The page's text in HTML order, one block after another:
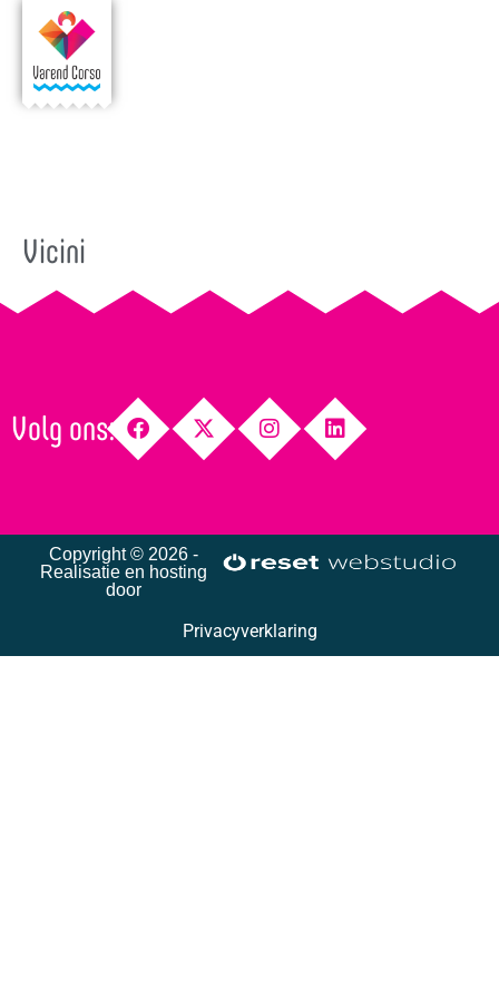
Vicini
Volg ons:
Copyright © 2026 -
Realisatie en hosting
door
Privacyverklaring